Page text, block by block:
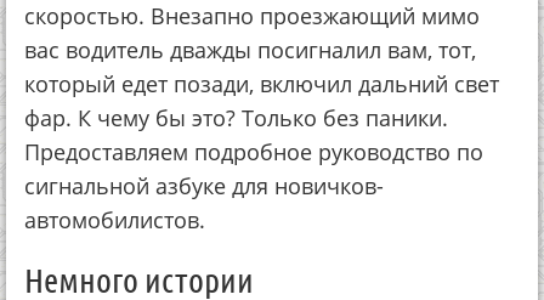
скоростью. Внезапно проезжающий мимо
вас водитель дважды посигналил вам, тот,
который едет позади, включил дальний свет
фар. К чему бы это? Только без паники.
Предоставляем подробное руководство по
сигнальной азбуке для новичков-
автомобилистов.
Немного истории